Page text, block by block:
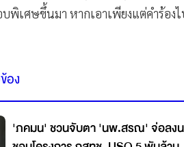
พิเศษขึ้นมา หากเอาเพียงแต่คำร้อง
อง
'ภคมน' ชวนจับตา 'นพ.สรณ' จ่อลงน